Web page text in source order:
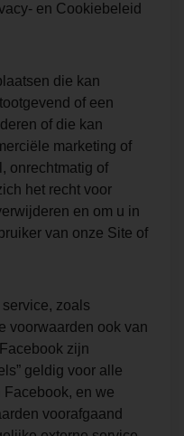
en Cookiebeleid
die kan
of een
of die kan
marketing of
onrechtmatig of
het recht voor
en om u in
van onze Site of
zoals
voorwaarden ook van
zijn
geldig voor alle
Facebook, en we
voorafgaand